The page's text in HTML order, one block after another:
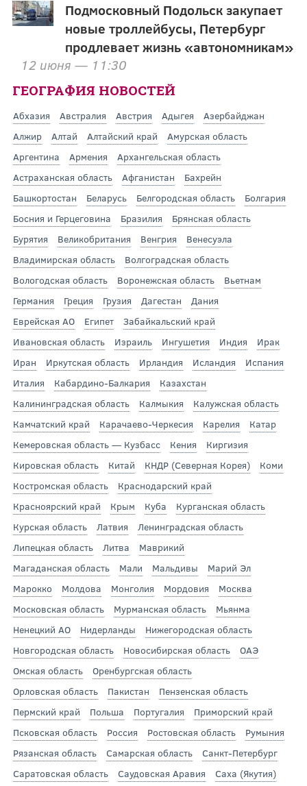
Подмосковный Подольск закупает
новые троллейбусы, Петербург
продлевает жизнь «автономникам»
12 июня — 11:30
ГЕОГРАФИЯ НОВОСТЕЙ
Абхазия Австралия Австрия Адыгея
Азербайджан
Алжир
Алтай Алтайский край
Амурская область
Аргентина
Армения
Архангельская область
Астраханская область
Афганистан
Бахрейн
Башкортостан
Беларусь Белгородская область
Болгария
Босния и Герцеговина
Бразилия
Брянская область
Бурятия
Великобритания Венгрия
Венесуэла
Владимирская область
Волгоградская область
Вологодская область
Воронежская область
Вьетнам
Германия
Греция Грузия Дагестан
Дания
Еврейская АО
Египет
Забайкальский край
Ивановская область
Израиль Ингушетия Индия
Ирак
Иран
Иркутская область Ирландия Исландия
Испания
Италия
Кабардино-Балкария
Казахстан
Калининградская область
Калмыкия
Калужская область
Камчатский край
Карачаево-Черкесия Карелия
Катар
Кемеровская область — Кузбасс
Кения
Киргизия
Кировская область
Китай КНДР (Северная Корея)
Коми
Костромская область
Краснодарский край
Красноярский край
Крым Куба
Курганская область
Курская область
Латвия
Ленинградская область
Липецкая область
Литва
Маврикий
Магаданская область
Мали Мальдивы
Марий Эл
Марокко
Молдова Монголия Мордовия
Москва
Московская область
Мурманская область
Мьянма
Ненецкий АО
Нидерланды
Нижегородская область
Новгородская область
Новосибирская область
ОАЭ
Омская область
Оренбургская область
Орловская область
Пакистан
Пензенская область
Пермский край
Польша Португалия
Приморский край
Псковская область
Россия Ростовская область
Румыния
Рязанская область
Самарская область
Санкт-Петербург
Саратовская область
Саудовская Аравия
Саха (Якутия)